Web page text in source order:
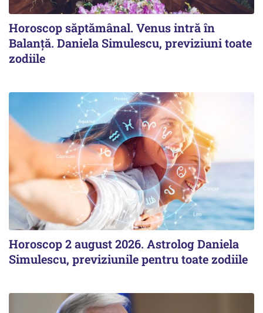
Horoscop săptămânal. Venus intră în
Balanță. Daniela Simulescu, previziuni toate
zodiile
Horoscop 2 august 2026. Astrolog Daniela
Simulescu, previziunile pentru toate zodiile